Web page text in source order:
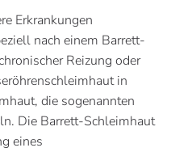
Erkrankungen
nach einem Barrett-
Reizung oder
in
die sogenannten
Die Barrett-Schleimhaut
eines